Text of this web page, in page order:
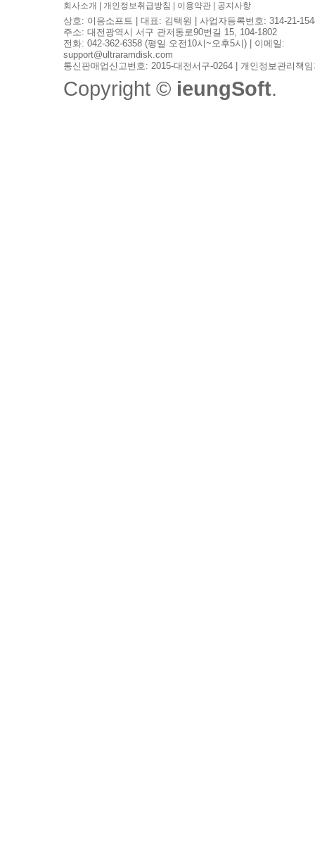
회사소개 개인정보취급방침 이용약관 공지사항
상호: 이응소프트 | 대표: 김택원 | 사업자등록번호: 314-21-
주소: 대전광역시 서구 관저동로90번길 15, 104-1802
전화: 042-362-6358 (평일 오전10시~오후5시) | 이메일:
support@ultraramdisk.com
통신판매업신고번호: 2015-대전서구-0264 | 개인정보관리책
Copyright © ieungSoft.